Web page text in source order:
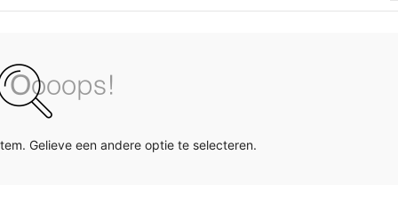
Gelieve een andere optie te selecteren.